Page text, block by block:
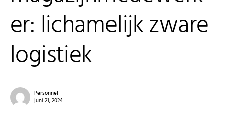
er: lichamelijk zware
logistiek
Personnel
juni 21, 2024